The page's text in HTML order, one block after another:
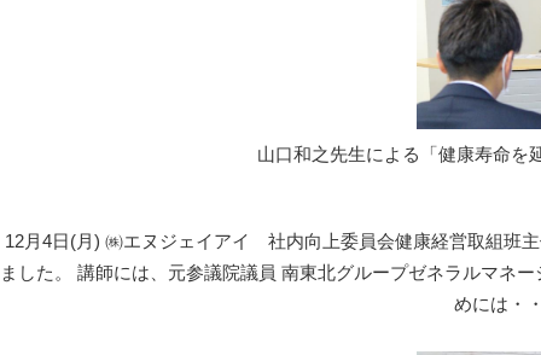
山口和之先生による「健康寿命を
12月4日(月) ㈱エヌジェイアイ 社内向上委員会健康経営取組班
ました。 講師には、元参議院議員 南東北グループゼネラルマネ
めには・